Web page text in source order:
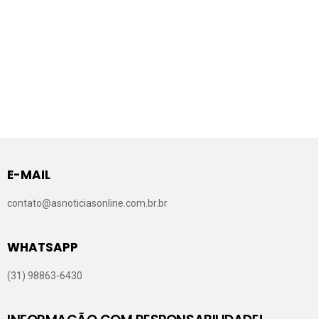
E-MAIL
contato@asnoticiasonline.com.br.br
WHATSAPP
(31) 98863-6430